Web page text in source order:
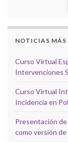
NOTICIAS MÁS
Curso Virtual
Intervenciones
Curso Virtual
Incidencia en
Presentación de
como versión